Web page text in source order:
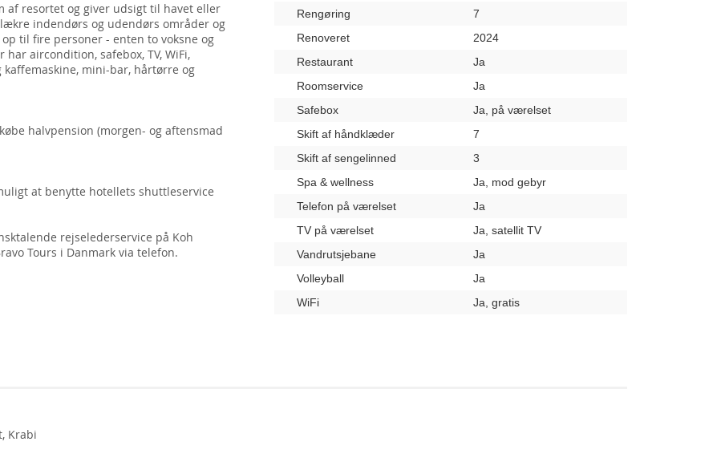
af resortet og giver udsigt til havet eller
indendørs og udendørs områder og
til fire personer - enten to voksne og
aircondition, safebox, TV, WiFi,
kaffemaskine, mini-bar, hårtørre og
halvpension (morgen- og aftensmad
at benytte hotellets shuttleservice
rejselederservice på Koh
Tours i Danmark via telefon.
Rengøring
7
Renoveret
2024
Restaurant
Ja
Roomservice
Ja
Safebox
Ja, på værelset
Skift af håndklæder
7
Skift af sengelinned
3
Spa & wellness
Ja, mod gebyr
Telefon på værelset
Ja
TV på værelset
Ja, satellit TV
Vandrutsjebane
Ja
Volleyball
Ja
WiFi
Ja, gratis
Krabi